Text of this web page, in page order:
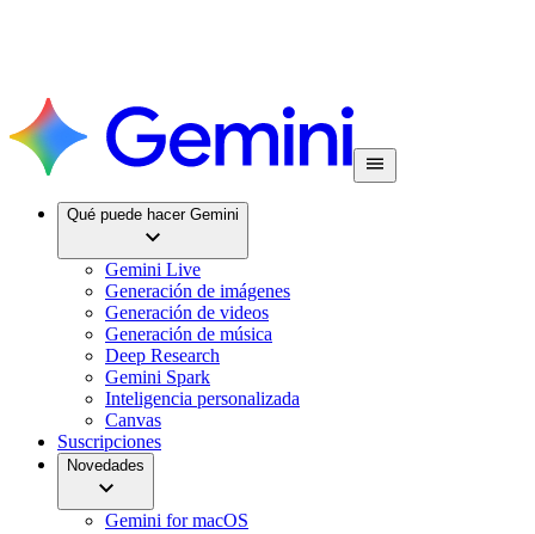
Qué puede hacer Gemini
Gemini Live
Generación de imágenes
Generación de videos
Generación de música
Deep Research
Gemini Spark
Inteligencia personalizada
Canvas
Suscripciones
Novedades
Gemini for macOS